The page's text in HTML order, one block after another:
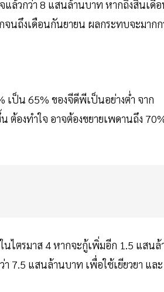
แล้วกว่า 8 แสนล้านบาท หากถึงสิ้นเดื
นถึงเดือนกันยายน ผลกระทบจะมากก
เป็น 65% ของจีดีพีเป็นอย่างต่ำ จาก
องทำใจ อาจต้องขยายเพดานถึง
นไตรมาส 4 หากจะกู้เพิ่มอีก 1.5 แสนล้
7.5 แสนล้านบาท เพื่อใช้เยียวยา และ